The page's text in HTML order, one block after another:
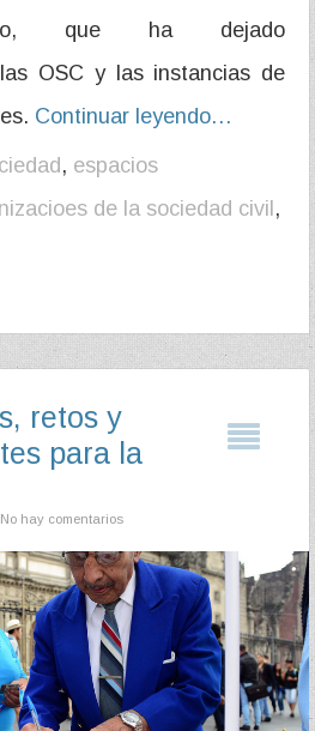
que ha dejado
OSC y las instancias de
Continuar leyendo…
, espacios
de la sociedad civil,
retos y
para la
No hay comentarios